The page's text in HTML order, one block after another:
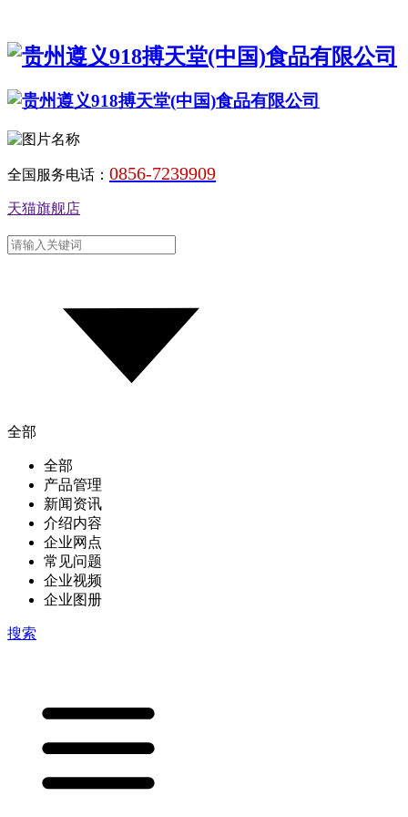
全国服务电话： 0856-7239909
天猫旗舰店
全部
全部
产品管理
新闻资讯
介绍内容
企业网点
常见问题
企业视频
企业图册
搜索